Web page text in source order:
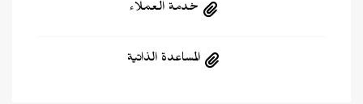
خدمة العملاء
المساعدة الذاتية